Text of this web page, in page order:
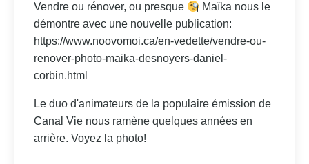
Vendre ou rénover, ou presque
Maïka nous le
démontre avec une nouvelle publication:
https://www.noovomoi.ca/en-vedette/vendre-ou-
renover-photo-maika-desnoyers-daniel-
corbin.html
Le duo d'animateurs de la populaire émission de
Canal Vie nous ramène quelques années en
arrière. Voyez la photo!